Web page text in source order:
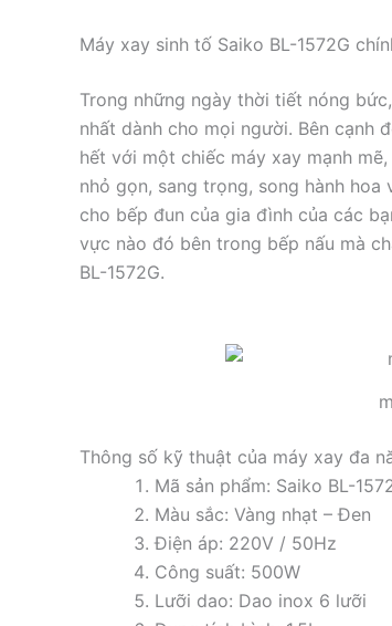
Máy xay sinh tố Saiko BL-1572G
Trong những ngày thời tiết nóng
nhất dành cho mọi người. Bên cạnh
hết với một chiếc máy xay mạnh
nhỏ gọn, sang trọng, song hành
cho bếp đun của gia đình của các
vực nào đó bên trong bếp nấu mà
BL-1572G.
Thông số kỹ thuật của máy xay đa
Mã sản phẩm: Saiko BL-
Màu sắc: Vàng nhạt – Đen
Điện áp: 220V / 50Hz
Công suất: 500W
Lưỡi dao: Dao inox 6 lưỡi